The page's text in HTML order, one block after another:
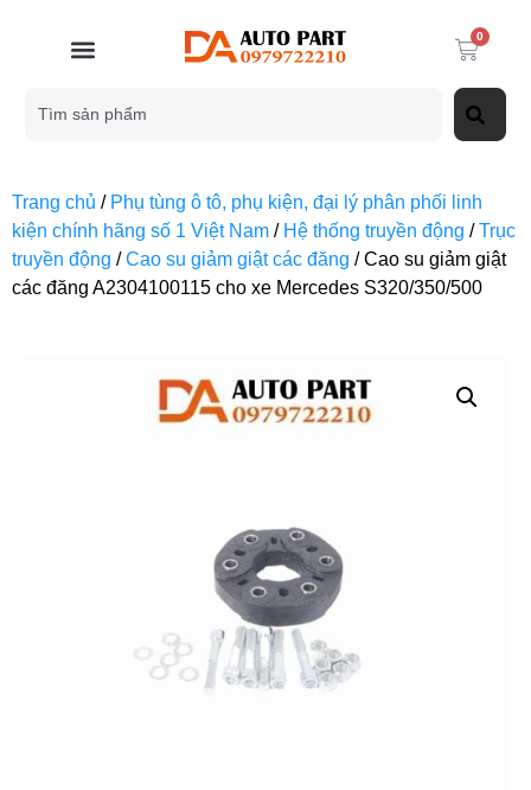
0
Trang chủ / Phụ tùng ô tô, phụ kiện, đại lý phân phối linh
kiện chính hãng số 1 Việt Nam / Hệ thống truyền động /Trục
truyền động /Cao su giảm giật các đăng / Cao su giảm giật
các đăng A2304100115 cho xe Mercedes S320/350/500